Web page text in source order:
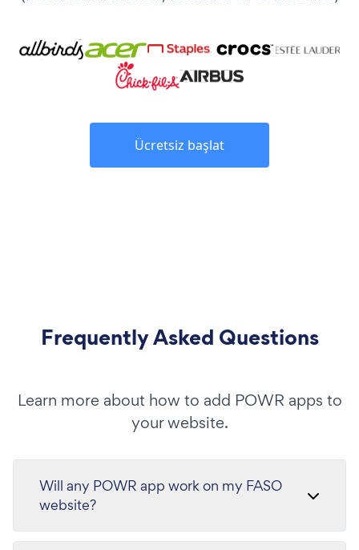
Ücretsiz başlat
Frequently Asked Questions
Learn more about how to add POWR apps to
your website.
Will any POWR app work on my FASO
website?